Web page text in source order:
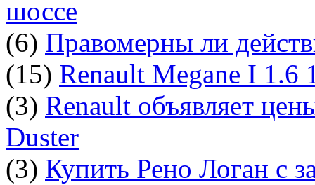
шоссе
(6) Правомерны ли
(15) Renault Megane I 1.6
(3) Renault объявляет
Duster
(3) Купить Рено Логан с